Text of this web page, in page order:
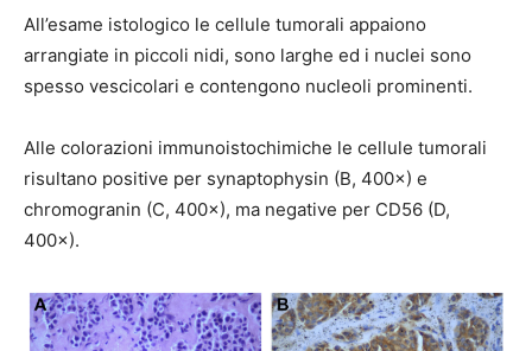
All’esame istologico le cellule tumorali appaiono
arrangiate in piccoli nidi, sono larghe ed i nuclei sono
spesso vescicolari e contengono nucleoli prominenti.
Alle colorazioni immunoistochimiche le cellule tumorali
risultano positive per synaptophysin (B, 400×) e
chromogranin (C, 400×), ma negative per CD56 (D,
400×).